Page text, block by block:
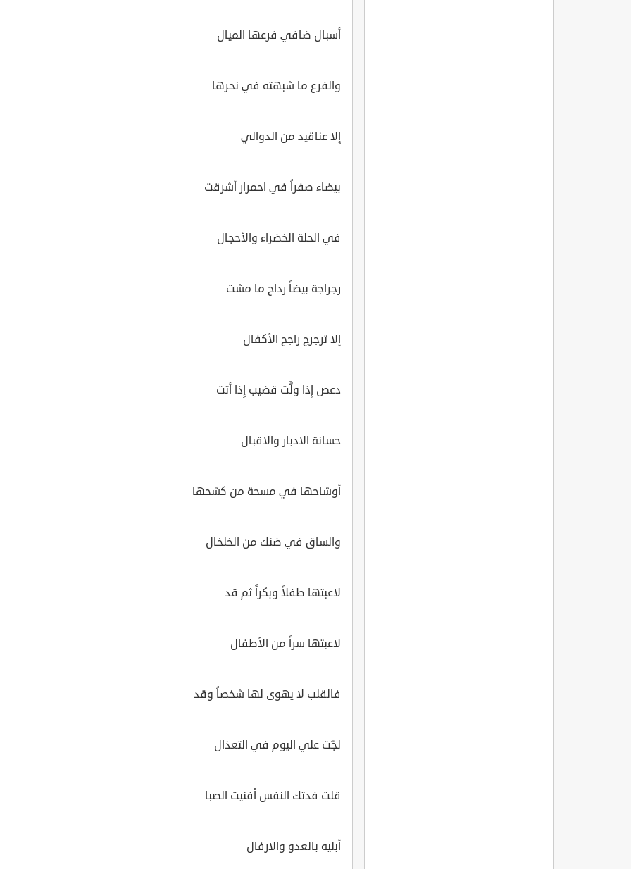
أسبال ضافي فرعها الميال
والفرع ما شبهته في نحرها
إِلا عناقيد من الدوالي
بيضاء صفراً في احمرار أشرقت
في الحلة الخضراء والأحجال
رجراجة بيضاً رداح ما مشت
إلا ترجرج راجح الأكفال
دعص إِذا ولَّت قضيب إِذا أتت
حسانة الادبار والاقبال
أوشاحها في مسحة من كشحها
والساق في ضنك من الخلخال
لاعبتها طفلاً وبكراً ثم قد
لاعبتها سراً من الأطفال
فالقلب لا يهوى لها شخصاً وقد
لجَّت علي اليوم في التعذال
قلت فدتك النفس أفنيت الصبا
أبليه بالعدو والارفال